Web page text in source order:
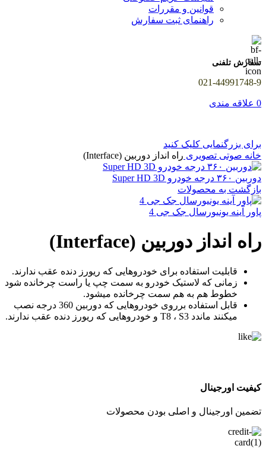
قوانین و مقررات
راهنمای ثبت سفارش
سفارش تلفنی
021-44991748-9
0 علاقه مندی
برای بزرگنمایی کلیک کنید
خانه صوتی تصویری راه انداز دوربین (Interface)
دوربین ۳۶۰ درجه خودرو Super HD 3D
بازگشت به محصولات
پاور آینه یونیورسال جک جی 4
راه انداز دوربین (Interface)
قابلیت استفاده برای خودروهایی که ریورز دنده عقب ندارند.
زمانی که لاستیک خودرو به سمت چپ یا راست چرخانده شود
خطوط هم به هم سمت چرخانده میشود.
قابل استفاده برروی خودروهایی که دوربین 360 درجه نصب
میکنند ماندد T8 ، S3 و خودروهایی که ریورز دنده عقب ندارند.
کیفیت اورجینال
تضمین اورجینال و اصلی بودن محصولات